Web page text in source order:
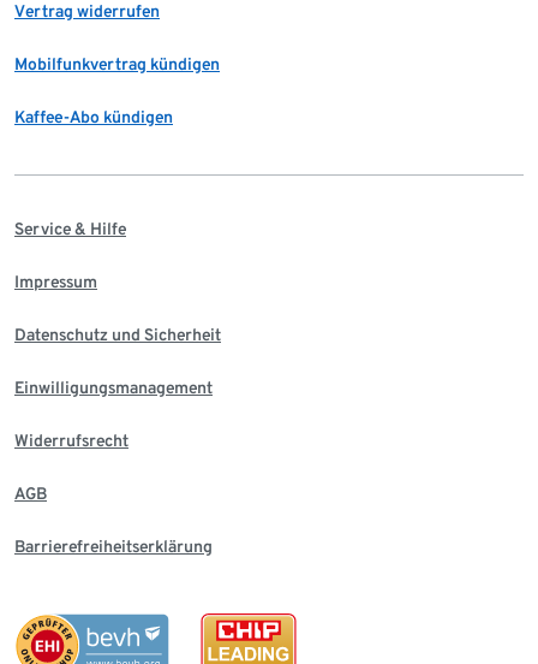
Vertrag widerrufen
Mobilfunkvertrag kündigen
Kaffee-Abo kündigen
Service & Hilfe
Impressum
Datenschutz und Sicherheit
Einwilligungsmanagement
Widerrufsrecht
AGB
Barrierefreiheitserklärung